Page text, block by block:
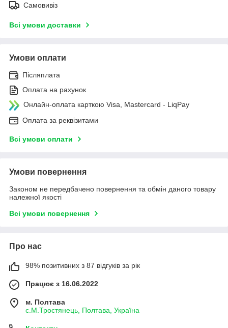
Самовивіз
Всі умови доставки
Умови оплати
Післяплата
Оплата на рахунок
Онлайн-оплата карткою Visa, Mastercard - LiqPay
Оплата за реквізитами
Всі умови оплати
Умови повернення
Законом не передбачено повернення та обмін даного товару
належної якості
Всі умови повернення
Про нас
98% позитивних з 87 відгуків за рік
Працює з 16.06.2022
м. Полтава
с.М.Тростянець, Полтава, Україна